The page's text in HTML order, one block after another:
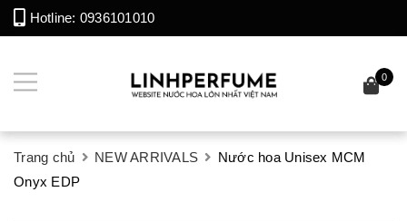
Hotline: 0936101010
0
Trang chủ NEW ARRIVALS
Nước hoa Unisex MCM
Onyx EDP